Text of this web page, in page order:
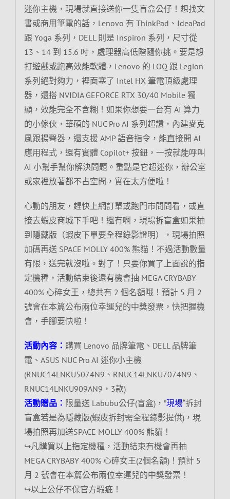
迷你主機，現場就直接送你一隻盲盒公仔！想找文
書或商用筆電的話，Lenovo 有 ThinkPad、IdeaPad
跟 Yoga 系列，DELL 則是 Inspiron 系列，尺寸從
13、14 到 15.6 吋，處理器高低階隨你挑。要是想
打遊戲或跑高效能軟體，Lenovo 的 LOQ 跟 Legion
系列絕對夠力，裡面塞了 Intel HX 筆電頂級處理
器，還搭 NVIDIA GEFORCE RTX 30/40 Mobile 獨
顯，效能完全不含糊！如果你想要一台有 AI 算力
的小傢伙，華碩的 NUC Pro AI 系列超讚，內建麥克
風跟揚聲器，還支援 AMP 語音指令，能直接開 AI
應用程式，還有實體 Copilot+ 按鈕，一按就能呼叫
AI 小幫手幫你解決問題。重點是它超迷你，辦公室
或家裡放著都不占空間，實在太方便啦！
心動的朋友，趕快上網訂單或跑門市問問看，或直
接去蝦皮商城下手吧！還有啊，現場拆盲盒如果抽
到隱藏版（蝦皮下單要全程錄影證明），現場拍照
加碼再送 SPACE MOLLY 400% 熊貓！不過活動數量
有限，送完就沒啦。對了！只要你買了上面說的指
定機種，活動結束後還有機會抽 MEGA CRYBABY
400% 心碎女王，總共有 2 個名額哦！預計 5 月 2
號會在本篇公布兩位幸運兒的中獎發票，快把握機
會，手腳要快啦！
活動內容： 購買 Lenovo 品牌筆電、DELL 品牌筆
電、ASUS NUC Pro AI 迷你小主機
(RNUC14LNKU5074N9、RNUC14LNKU7074N9、
RNUC14LNKU909AN9，3款)
活動贈品： 限量送 Labubu公仔(盲盒)，”現場“拆封
盲盒若是為隱藏版(蝦皮拆封需全程錄影提供)，現
場拍照再加送SPACE MOLLY 400% 熊貓！
↪凡購買以上指定機種，活動結束有機會再抽
MEGA CRYBABY 400% 心碎女王(2個名額)！預計 5
月 2 號會在本篇公布兩位幸運兒的中獎發票！
↪以上公仔不保官方瑕疵！